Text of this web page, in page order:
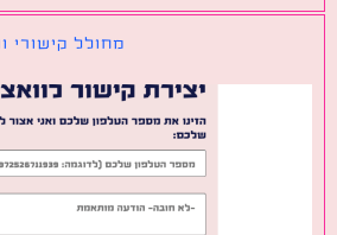
מחולל קישורי וואצאפ